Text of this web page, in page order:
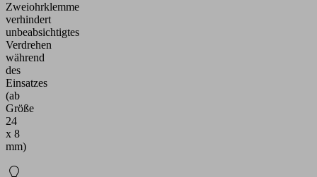
Zweiohrklemme
verhindert
unbeabsichtigtes
Verdrehen
während
des
Einsatzes
(ab
Größe
24
x 8
mm)